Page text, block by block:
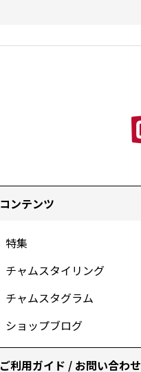
コンテンツ
特集
チャムスタイリング
チャムスタグラム
ショップブログ
ご利用ガイド / お問い合わせ